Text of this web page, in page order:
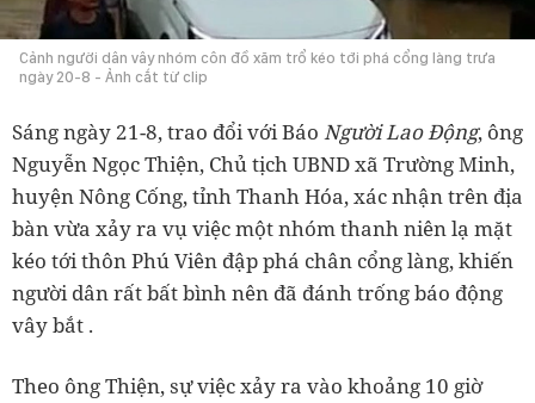
Cảnh người dân vây nhóm côn đồ xăm trổ kéo tới phá cổng làng trưa
ngày 20-8 - Ảnh cắt từ clip
Sáng ngày 21-8, trao đổi với Báo Người Lao Động, ông
Nguyễn Ngọc Thiện, Chủ tịch UBND xã Trường Minh,
huyện Nông Cống, tỉnh Thanh Hóa, xác nhận trên địa
bàn vừa xảy ra vụ việc một nhóm thanh niên lạ mặt
kéo tới thôn Phú Viên đập phá chân cổng làng, khiến
người dân rất bất bình nên đã đánh trống báo động
vây bắt .
Theo ông Thiện, sự việc xảy ra vào khoảng 10 giờ